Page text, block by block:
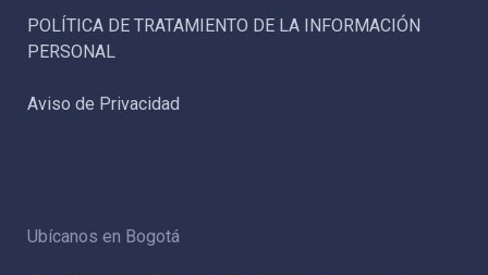
POLÍTICA DE TRATAMIENTO DE LA INFORMACIÓN
PERSONAL
Aviso de Privacidad
Ubícanos en Bogotá